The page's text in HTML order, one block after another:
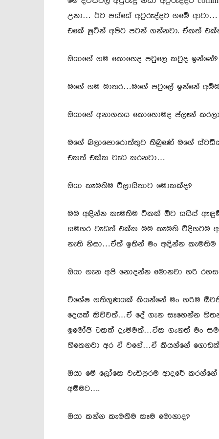
උනා… ඊට පස්සේ අවුරුද්දට ගමේ ආවා…
එකේ ෂූටින් අපිට පටන් ගන්නවා. ඒකත්
ඔයාගේ ගම කොහෙද පවුලෙ කවුද ඉන්නේ?
මගේ ගම මාතර…මගේ පවුලේ ඉන්නේ
ඔයාගේ අනාගතය කොහොමද ප්ලෑන්
මගේ බලාපොරොත්තුව තිබුණේ මගේ
එකත් එක්ක වැඩ කරනවා…
ඔයා කැමතිම විලාසිතාව මොකක්ද?
මම අඳින්න කැමතිම ටිකක් ඕව සයිස්
සමහර වැඩත් එක්ක මම කැමති විදිහටම
නැති නිසා…ඒත් ඉතින් මං අඳින්න
ඔයා ගැන අපි නොදන්න මොනවා හරි
විශේෂ ගතිගුණයක් කියන්නේ මං හරිම
දෙයක් කිව්වත්…ඒ දේ ගැන සෑහෙන්න
ඉමෝජි එකක් දැම්මත්…ඒක ගැනත් මං
හිතෙනවා අර ඒ වගේ…ඒ කියන්නේ
ඔයා මේ ලෝකෙ වැඩිපුරම ආදරේ කරන්නේ
අම්මට….
ඔයා කන්න කැමතිම කෑම මොනාද?